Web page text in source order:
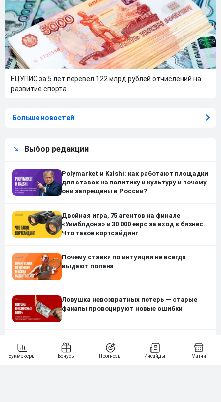
ЕЦУПИС за 5 лет перевел 122 млрд рублей отчислений на
развитие спорта
Больше новостей
Выбор редакции
Polymarket и Kalshi: как работают площадки
для ставок на политику и культуру и почему
они запрещены в России?
Двойная игра, 75 агентов на финале
«Уимблдона» и 30 000 евро за вход в бизнес.
Что такое кортсайдинг
Почему ставки по интуиции не всегда
выдают попана
Ловушка невозвратных потерь — старые
факапы провоцируют новые ошибки
Сколько зарабатывают футбольные клубы
на контрактах с букмекерами в разных
странах? От Бразилии до России